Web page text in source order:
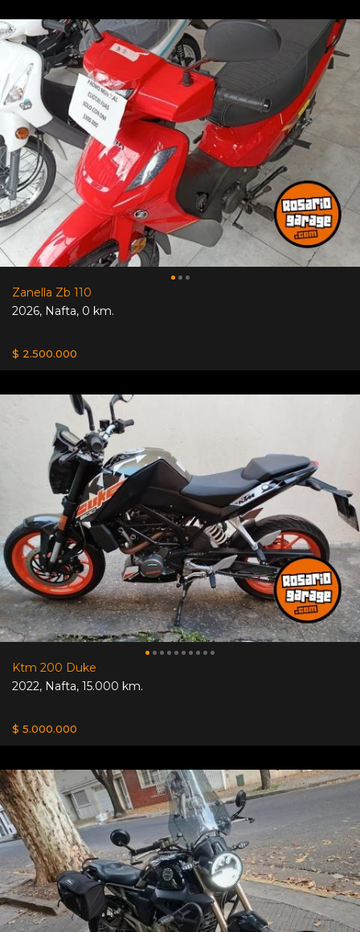
Zanella Zb 110
2026, Nafta, 0 km.
$ 2.500.000
Ktm 200 Duke
2022, Nafta, 15.000 km.
$ 5.000.000